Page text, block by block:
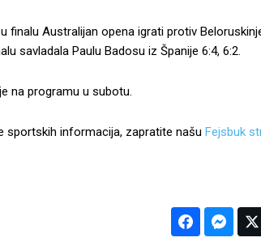
finalu Australijan opena igrati protiv
savladala Paulu Badosu iz Španije 6:4, 6:2.
na programu u subotu.
sportskih informacija, zapratite našu Fejsbuk